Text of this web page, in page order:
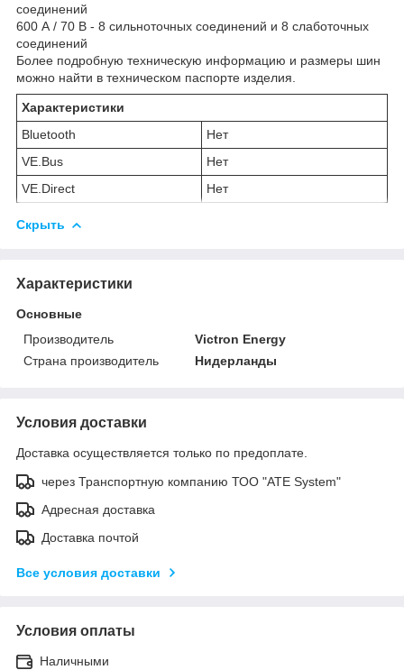
соединений
600 А / 70 В - 8 сильноточных соединений и 8 слаботочных
соединений
Более подробную техническую информацию и размеры шин
можно найти в техническом паспорте изделия.
Характеристики
Bluetooth
Нет
VE.Bus
Нет
VE.Direct
Нет
Скрыть
Характеристики
Основные
Производитель
Victron Energy
Страна производитель
Нидерланды
Условия доставки
Доставка осуществляется только по предоплате.
через Транспортную компанию ТОО "ATE System"
Адресная доставка
Доставка почтой
Все условия доставки
Условия оплаты
Наличными